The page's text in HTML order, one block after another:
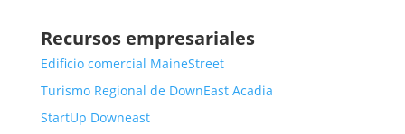
Recursos empresariales
Edificio comercial MaineStreet
Turismo Regional de DownEast Acadia
StartUp Downeast